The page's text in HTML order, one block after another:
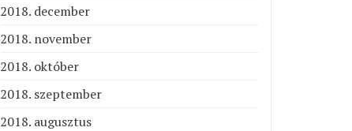
2018. december
2018. november
2018. október
2018. szeptember
2018. augusztus